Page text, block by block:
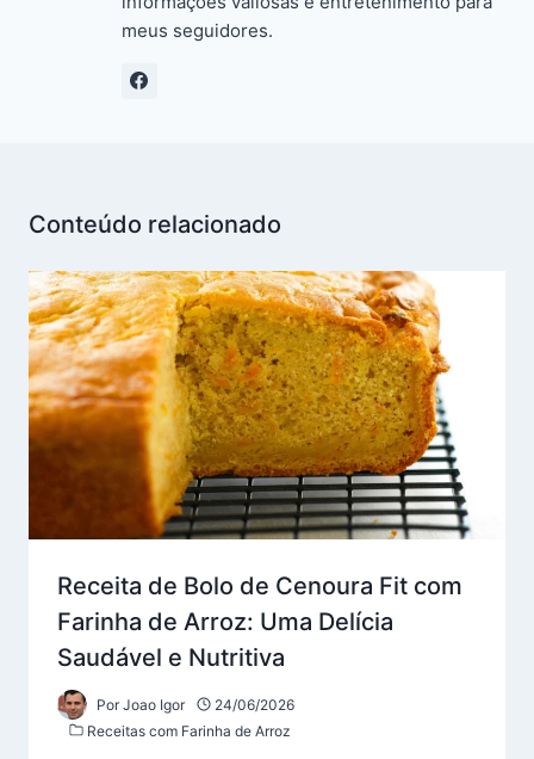
meus seguidores.
Conteúdo relacionado
Receita de Bolo de Cenoura Fit com
Farinha de Arroz: Uma Delícia
Saudável e Nutritiva
Por Joao Igor
24/06/2026
Receitas com Farinha de Arroz